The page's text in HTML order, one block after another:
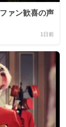
ァン歓喜の声
1日前